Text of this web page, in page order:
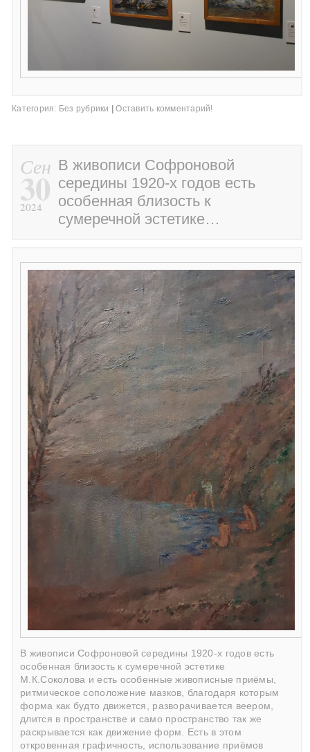
Категория: Без рубрики | Оставить комментарий!
Сен
30
2024
В живописи Софроновой
середины 1920-х годов есть
особенная близость к
сумеречной эстетике…
В живописи Софроновой середины 1920-х годов есть
особенная близость к сумеречной эстетике
М.К.Соколова и есть особенные живописные приёмы,
ритмическое соположение мазков, благодаря которым
форма как будто движется, разворачивается веером,
длится в пространстве и само пространство так же
раскрывается как движение форм. Есть в этом
откровенная графичность, использование приёмов